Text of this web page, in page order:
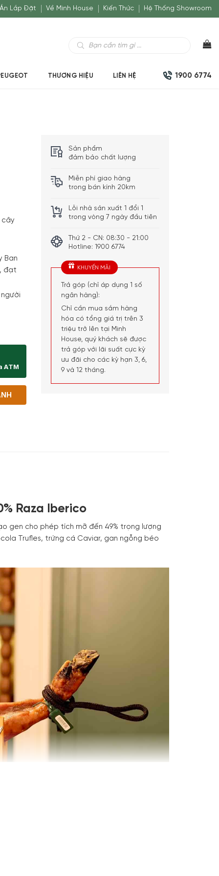
Lắp Đặt Về Minh House Kiến Thức Hệ Thống Showroom
kiếm
THƯƠNG HIỆU LIÊN HỆ 1900 6774
cây
Ban
đạt
Campo 50% Raza Ibérico số lượng
ATM
Sản phẩm
đảm bảo chất lượng
Miễn phí giao hàng
trong bán kính 20km
Lỗi nhà sản xuất 1 đổi 1
trong vòng 7 ngày đầu tiên
Thứ 2 - CN: 08:30 - 21:00
Hotline: 1900 6774
KHUYẾN MÃI
Trả góp (chỉ áp dụng 1 số
ngân hàng):
Chỉ cần mua sắm hàng
hóa có tổng giá trị trên 3
triệu trở lên tại Minh
House, quý khách sẽ được
trả góp với lãi suất cực kỳ
ưu đãi cho các kỳ hạn 3, 6,
9 và 12 tháng.
Raza Iberico
gen cho phép tích mỡ đến 49% trọng lượng
Trufles, trứng cá Caviar, gan ngỗng béo